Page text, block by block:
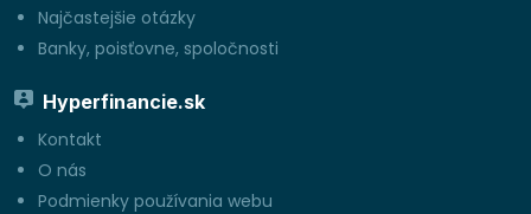
Najčastejšie otázky
Banky, poisťovne, spoločnosti
Hyperfinancie.sk
Kontakt
O nás
Podmienky používania webu